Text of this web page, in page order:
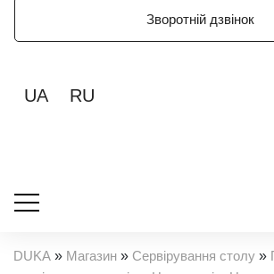
Зворотній дзвінок
UA RU
DUKA » Магазин » Сервірування столу »